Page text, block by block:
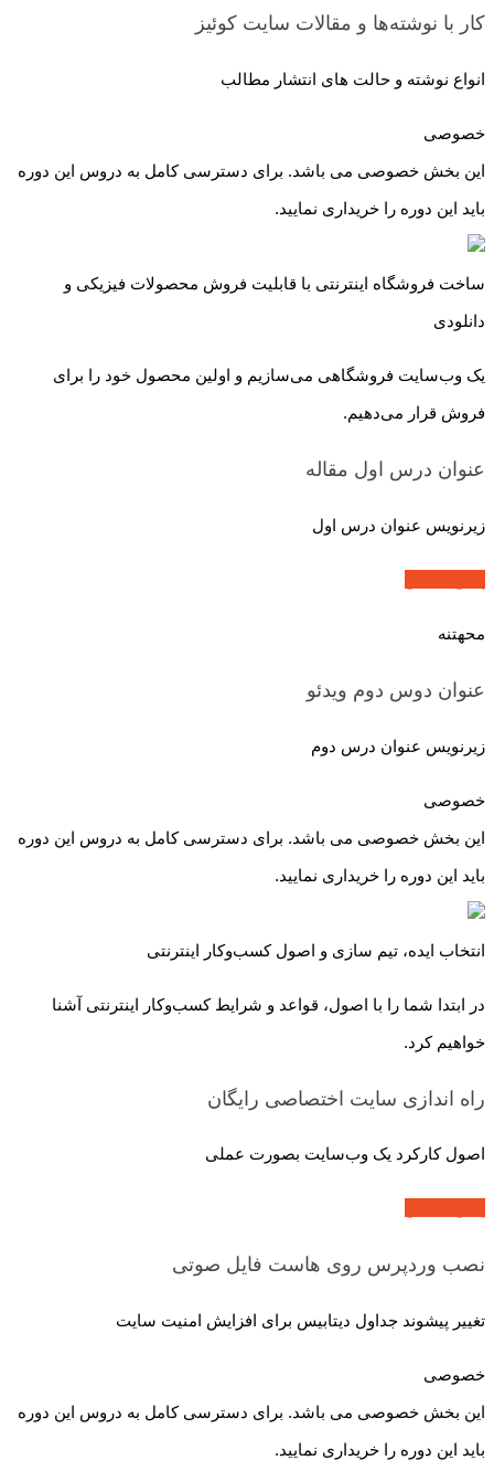
کار با نوشته‌ها و مقالات سایت کوئیز
انواع نوشته و حالت های انتشار مطالب
خصوصی
این بخش خصوصی می باشد. برای دسترسی کامل به دروس این دوره
باید این دوره را خریداری نمایید.
ساخت فروشگاه اینترنتی با قابلیت فروش محصولات فیزیکی و
دانلودی
یک وب‌سایت فروشگاهی می‌سازیم و اولین محصول خود را برای
فروش قرار می‌دهیم.
عنوان درس اول مقاله
زیرنویس عنوان درس اول
محهتنه
عنوان دوس دوم ویدئو
زیرنویس عنوان درس دوم
خصوصی
این بخش خصوصی می باشد. برای دسترسی کامل به دروس این دوره
باید این دوره را خریداری نمایید.
انتخاب ایده، تیم سازی و اصول کسب‌و‌کار اینترنتی
در ابتدا شما را با اصول، قواعد و شرایط کسب‌و‌کار اینترنتی آشنا
خواهیم کرد.
راه اندازی سایت اختصاصی رایگان
اصول کارکرد یک وب‌سایت بصورت عملی
نصب وردپرس روی هاست فایل صوتی
تغییر پیشوند جداول دیتابیس برای افزایش امنیت سایت
خصوصی
این بخش خصوصی می باشد. برای دسترسی کامل به دروس این دوره
باید این دوره را خریداری نمایید.